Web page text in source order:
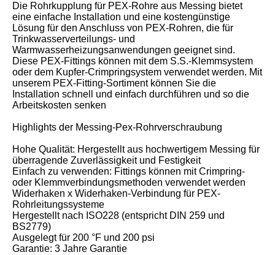
Die Rohrkupplung für PEX-Rohre aus Messing bietet
eine einfache Installation und eine kostengünstige
Lösung für den Anschluss von PEX-Rohren, die für
Trinkwasserverteilungs- und
Warmwasserheizungsanwendungen geeignet sind.
Diese PEX-Fittings können mit dem S.S.-Klemmsystem
oder dem Kupfer-Crimpringsystem verwendet werden. Mit
unserem PEX-Fitting-Sortiment können Sie die
Installation schnell und einfach durchführen und so die
Arbeitskosten senken
Highlights der Messing-Pex-Rohrverschraubung
Hohe Qualität: Hergestellt aus hochwertigem Messing für
überragende Zuverlässigkeit und Festigkeit
Einfach zu verwenden: Fittings können mit Crimpring-
oder Klemmverbindungsmethoden verwendet werden
Widerhaken x Widerhaken-Verbindung für PEX-
Rohrleitungssysteme
Hergestellt nach ISO228 (entspricht DIN 259 und
BS2779)
Ausgelegt für 200 °F und 200 psi
Garantie: 3 Jahre Garantie